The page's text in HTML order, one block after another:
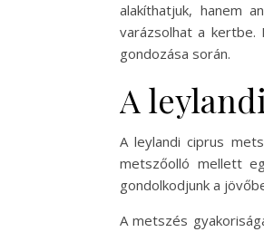
alakíthatjuk, hanem
varázsolhat a kertbe.
gondozása során.
A
A leylandi ciprus
metszőolló mellett
gondolkodjunk a
A metszés